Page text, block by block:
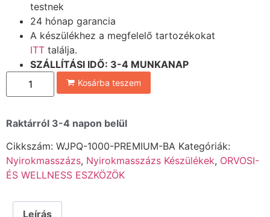
testnek
24 hónap garancia
A készülékhez a megfelelő tartozékokat
ITT találja.
SZÁLLÍTÁSI IDŐ: 3-4 MUNKANAP
Kosárba teszem
Raktárról 3-4 napon belül
Cikkszám: WJPQ-1000-PREMIUM-BA Kategóriák:
Nyirokmasszázs, Nyirokmasszázs Készülékek, ORVOSI-
ÉS WELLNESS ESZKÖZÖK
Leírás